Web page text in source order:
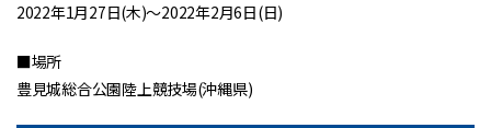
2022年1月27日(木)〜2022年2月6日(日)
■場所
豊見城総合公園陸上競技場(沖縄県)